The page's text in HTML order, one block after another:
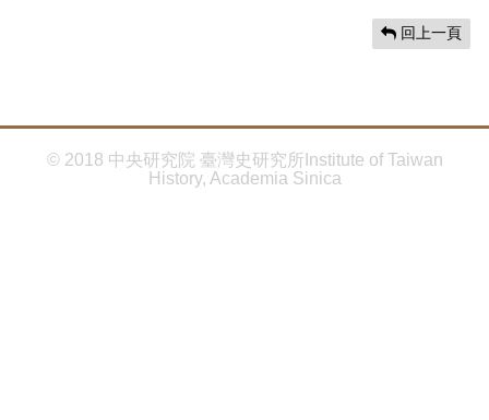
回上一頁
© 2018 中央研究院 臺灣史研究所Institute of Taiwan
History, Academia Sinica